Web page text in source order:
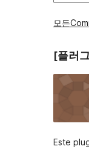
모든
[플러
Este